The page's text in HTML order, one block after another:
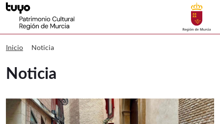
Patrimonio Cultural Noticia
Inicio Noticia
Noticia